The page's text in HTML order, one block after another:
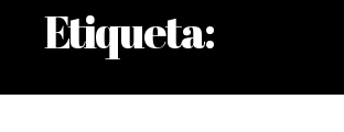
Etiqueta: